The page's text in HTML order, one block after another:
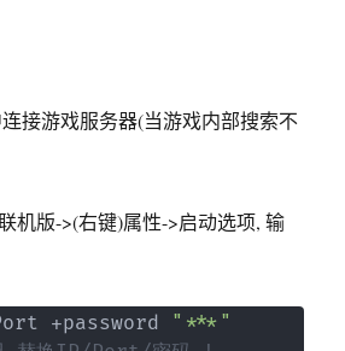
连接游戏服务器(当游戏内部搜索不
机版->(右键)属性->启动选项, 输
+password "***"